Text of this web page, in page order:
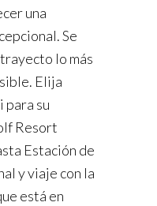
una
Se
lo más
Elija
para su
Resort
Estación de
y viaje con la
está en